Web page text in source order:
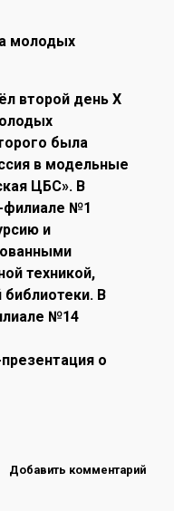
второй день X
была
в модельные
ЦБС». В
филиале №1
и
техникой,
В
№14
о
Добавить комментарий